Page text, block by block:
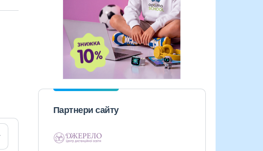
Партнери сайту